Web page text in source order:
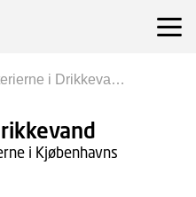
i Drikkeva…
i Kjøbenhavns